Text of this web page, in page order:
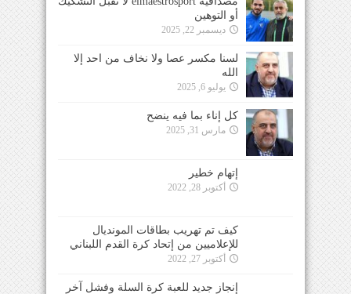
أو التوهين
ديسمبر 22, 2025
لسنا مكسر عصا ولا نخاف من احد إلا
الله
يوليو 6, 2025
كل إناء بما فيه ينضح
مارس 31, 2025
إتهام خطير
أكتوبر 28, 2022
كيف تم تهريب بطاقات المونديال
للإعلاميين من إتحاد كرة القدم اللبناني
أكتوبر 27, 2022
إنجاز جديد للعبة كرة السلة وفشل آخر